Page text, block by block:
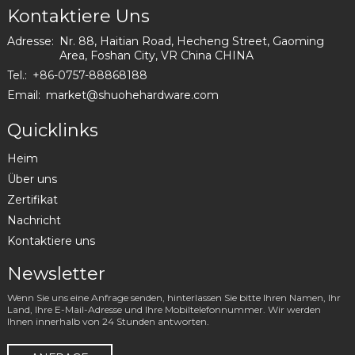
Kontaktiere Uns
Adresse: Nr. 88, Haitian Road, Hecheng Street, Gaoming
Area, Foshan City, VR China CHINA
Tel.: +86-0757-88868188
Email: market@shuohehardware.com
Quicklinks
Heim
Über uns
Zertifikat
Nachricht
Kontaktiere uns
Newsletter
Wenn Sie uns eine Anfrage senden, hinterlassen Sie bitte Ihren Namen, Ihr
Land, Ihre E-Mail-Adresse und Ihre Mobiltelefonnummer. Wir werden
Ihnen innerhalb von 24 Stunden antworten.